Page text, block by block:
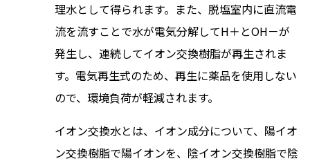
理水として得られます。また、脱塩室内に直流電
流を流すことで水が電気分解してH＋とOH－が
発生し、連続してイオン交換樹脂が再生されま
す。電気再生式のため、再生に薬品を使用しない
ので、環境負荷が軽減されます。
イオン交換水とは、イオン成分について、陽イオ
ン交換樹脂で陽イオンを、陰イオン交換樹脂で陰